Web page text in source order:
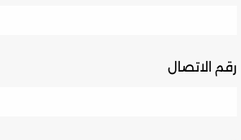
رقم الاتصال